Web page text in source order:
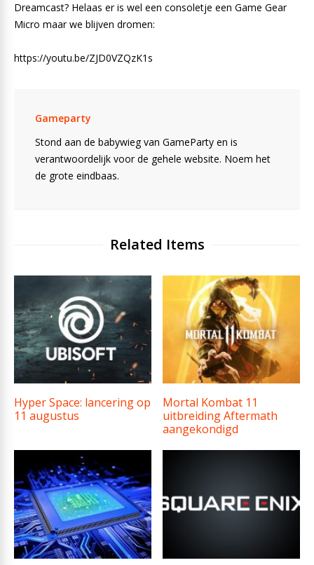
Dreamcast? Helaas er is wel een consoletje een Game Gear
Micro maar we blijven dromen:
https://youtu.be/ZJD0VZQzK1s
Gameparty
Stond aan de babywieg van GameParty en is
verantwoordelijk voor de gehele website. Noem het
de grote eindbaas.
Related Items
Hyper Space: lancering op
11 augustus
Mortal Kombat 11
uitbreiding Aftermath
aangekondigd